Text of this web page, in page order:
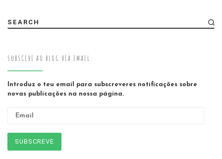
SEARCH
SUBSCEVE AO BLOG VIA EMAIL
Introduz o teu email para subscreveres notificações sobre
novas publicações na nossa página.
SUBSCREVE